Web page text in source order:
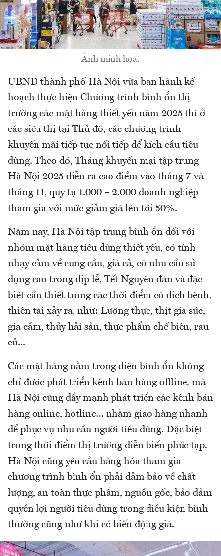
Ảnh minh họa.
UBND thành phố Hà Nội vừa ban hành kế
hoạch thực hiện Chương trình bình ổn thị
trường các mặt hàng thiết yếu năm 2025 thì ở
các siêu thị tại Thủ đô, các chương trình
khuyến mãi tiếp tục nối tiếp để kích cầu tiêu
dùng. Theo đó, Tháng khuyến mại tập trung
Hà Nội 2025 diễn ra cao điểm vào tháng 7 và
tháng 11, quy tụ 1.000 – 2.000 doanh nghiệp
tham gia với mức giảm giá lên tới 50%.
Năm nay, Hà Nội tập trung bình ổn đối với
nhóm mặt hàng tiêu dùng thiết yếu, có tính
nhạy cảm về cung cầu, giá cả, có nhu cầu sử
dụng cao trong dịp lễ, Tết Nguyên đán và đặc
biệt cần thiết trong các thời điểm có dịch bệnh,
thiên tai xảy ra, như: Lương thực, thịt gia súc,
gia cầm, thủy hải sản, thực phẩm chế biến, rau
củ...
Các mặt hàng nằm trong diện bình ổn không
chỉ được phát triển kênh bán hàng offline, mà
Hà Nội cũng đẩy mạnh phát triển các kênh bán
hàng online, hotline… nhằm giao hàng nhanh
để phục vụ nhu cầu người tiêu dùng. Đặc biệt
trong thời điểm thị trường diễn biến phức tạp.
Hà Nội cũng yêu cầu hàng hóa tham gia
chương trình bình ổn phải đảm bảo về chất
lượng, an toàn thực phẩm, nguồn gốc, bảo đảm
quyền lợi người tiêu dùng trong điều kiện bình
thường cũng như khi có biến động giá.